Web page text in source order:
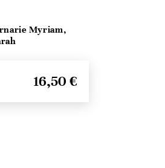
Myriam,
16,50 €